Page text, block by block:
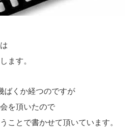
ます。
ばくか経つのですが
を頂いたので
ことで書かせて頂いています。